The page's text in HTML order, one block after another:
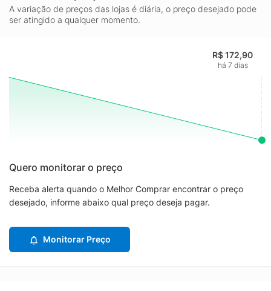
A variação de preços das lojas é diária, o preço desejado pode
ser atingido a qualquer momento.
R$ 172,90
há 7 dias
Quero monitorar o preço
Receba alerta quando o Melhor Comprar encontrar o preço
desejado, informe abaixo qual preço deseja pagar.
Monitorar Preço